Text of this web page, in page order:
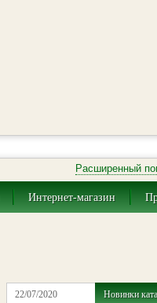
Расширенный
Интернет-магазин
22/07/2020 Новинки